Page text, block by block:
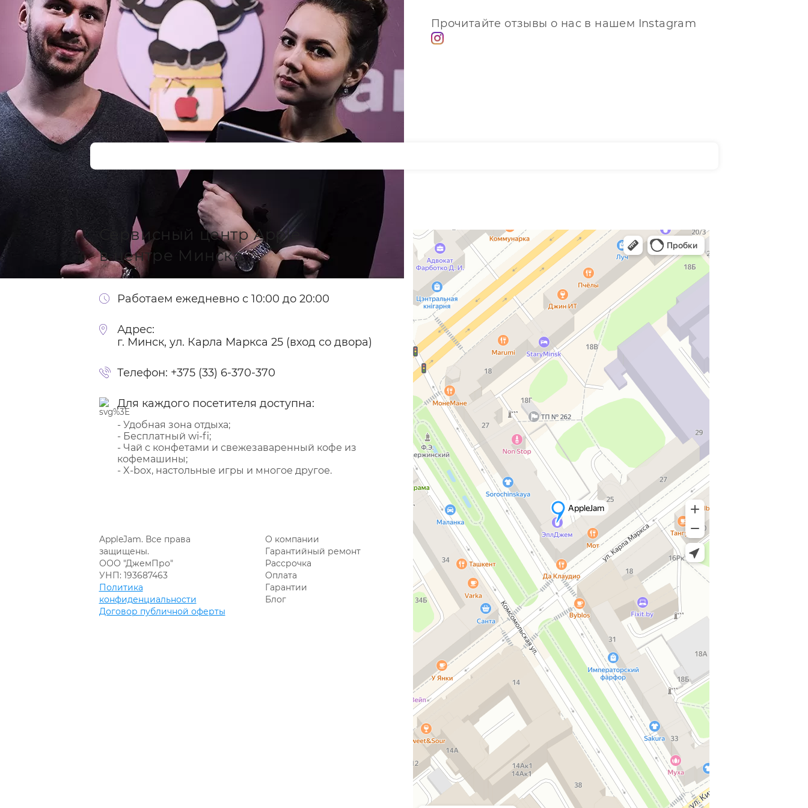
Прочитайте отзывы о нас в нашем Instagram
Сервисный центр Apple
в центре Минска
Работаем ежедневно с 10:00 до 20:00
Адрес:
г. Минск, ул. Карла Маркса 25 (вход со двора)
Телефон: +375 (33) 6-370-370
Для каждого посетителя доступна:
- Удобная зона отдыха;
- Бесплатный wi-fi;
- Чай с конфетами и свежезаваренный кофе из
кофемашины;
- X-box, настольные игры и многое другое.
AppleJam. Все права
защищены.
ООО "ДжемПро"
УНП: 193687463
Политика
конфиденциальности
Договор публичной оферты
О компании
Гарантийный ремонт
Рассрочка
Оплата
Гарантии
Блог